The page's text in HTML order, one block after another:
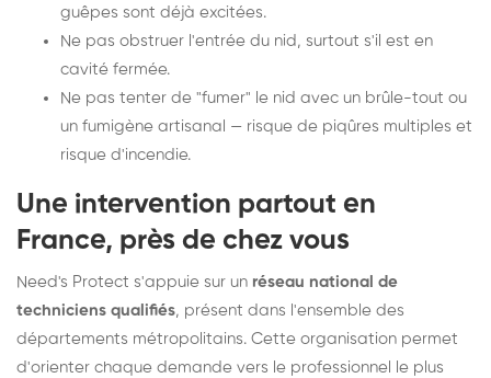
guêpes sont déjà excitées.
Ne pas obstruer l'entrée du nid, surtout s'il est en
cavité fermée.
Ne pas tenter de "fumer" le nid avec un brûle-tout ou
un fumigène artisanal — risque de piqûres multiples et
risque d'incendie.
Une intervention partout en
France, près de chez vous
Need's Protect s'appuie sur un réseau national de
techniciens qualifiés, présent dans l'ensemble des
départements métropolitains. Cette organisation permet
d'orienter chaque demande vers le professionnel le plus